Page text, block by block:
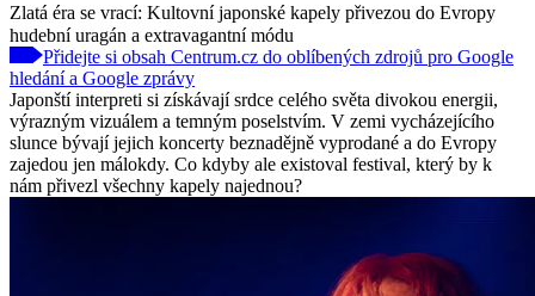
Zlatá éra se vrací: Kultovní japonské kapely přivezou do Evropy
hudební uragán a extravagantní módu
Přidejte si obsah Centrum.cz do oblíbených zdrojů pro Google
hledání a Google zprávy
Japonští interpreti si získávají srdce celého světa divokou energii,
výrazným vizuálem a temným poselstvím. V zemi vycházejícího
slunce bývají jejich koncerty beznadějně vyprodané a do Evropy
zajedou jen málokdy. Co kdyby ale existoval festival, který by k
nám přivezl všechny kapely najednou?